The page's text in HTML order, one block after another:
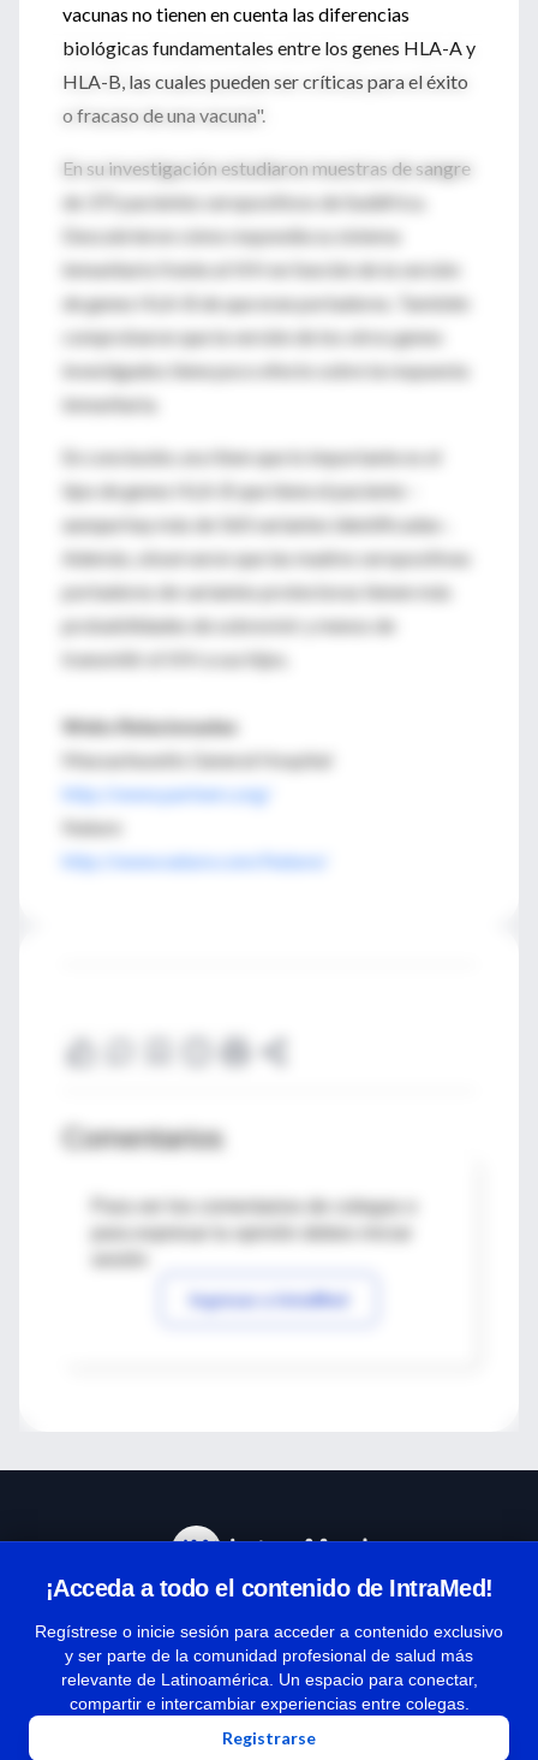
vacunas no tienen en cuenta las diferencias
biológicas fundamentales entre los genes HLA-A y
HLA-B, las cuales pueden ser críticas para el éxito
o fracaso de una vacuna".
En su investigación estudiaron muestras de sangre
de 375 pacientes seropositivos de Sudáfrica.
Descubrieron cómo respondía su sistema
inmunitario frente al VIH en función de la versión
de genes HLA-B de que eran portadores. También
comprobaron que la versión de los otros genes
investigados tiene poco efecto sobre la respuesta
inmunitaria.
En conclusión, escriben que lo importante es el
tipo de genes HLA-B que tiene el paciente –
aunque hay más de 560 variantes identificadas-.
Además, observaron que las madres seropositivas
portadores de variantes protectoras tienen más
probabilidades de sobrevivir y menos de
transmitir el VIH a sus hijos.
Webs Relacionadas
Massachusetts General Hospital
http://www.partners.org/
Nature
http://www.nature.com/Nature/
Comentarios
Para ver los comentarios de colegas o
Ingresar a IntraMed
¡Acceda a todo el contenido de IntraMed!
Regístrese o inicie sesión para acceder a contenido exclusivo
y ser parte de la comunidad profesional de salud más
relevante de Latinoamérica. Un espacio para conectar,
compartir e intercambiar experiencias entre colegas.
Registrarse
Términos y condiciones
| Políticas de privacidad
| Todos los derechos reservados | Copyright 1997-2026